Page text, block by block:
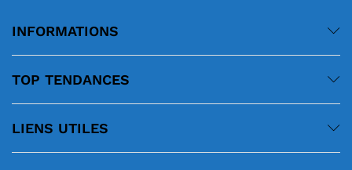
INFORMATIONS
TOP TENDANCES
LIENS UTILES